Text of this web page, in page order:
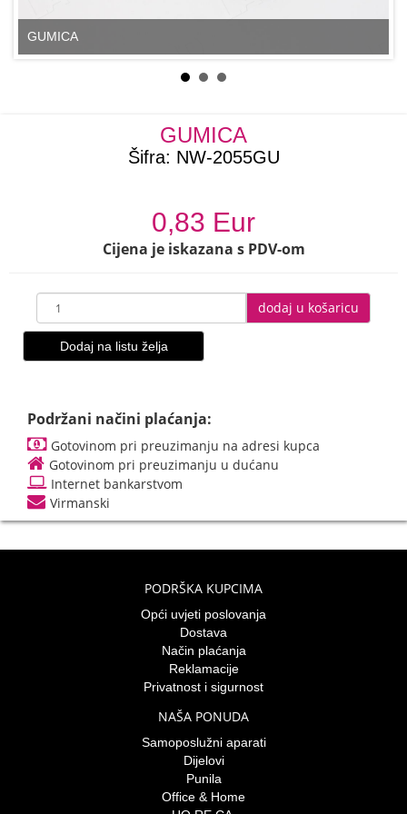
GUMICA
GUMICA
Šifra: NW-2055GU
0,83 Eur
Cijena je iskazana s PDV-om
dodaj u košaricu
Dodaj na listu želja
Podržani načini plaćanja:
Gotovinom pri preuzimanju na adresi kupca
Gotovinom pri preuzimanju u dućanu
Internet bankarstvom
Virmanski
PODRŠKA KUPCIMA
Opći uvjeti poslovanja
Dostava
Način plaćanja
Reklamacije
Privatnost i sigurnost
NAŠA PONUDA
Samoposlužni aparati
Dijelovi
Punila
Office & Home